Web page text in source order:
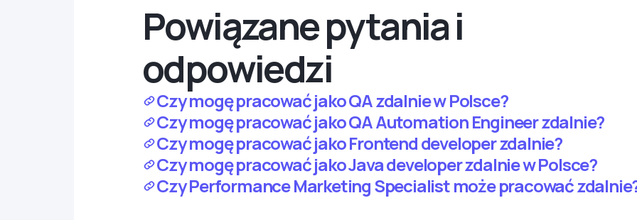
Powiązane pytania i
odpowiedzi
Czy mogę pracować jako QA zdalnie w Polsce?
Czy mogę pracować jako QA Automation Engineer zdalnie?
Czy mogę pracować jako Frontend developer zdalnie?
Czy mogę pracować jako Java developer zdalnie w Polsce?
Czy Performance Marketing Specialist może pracować